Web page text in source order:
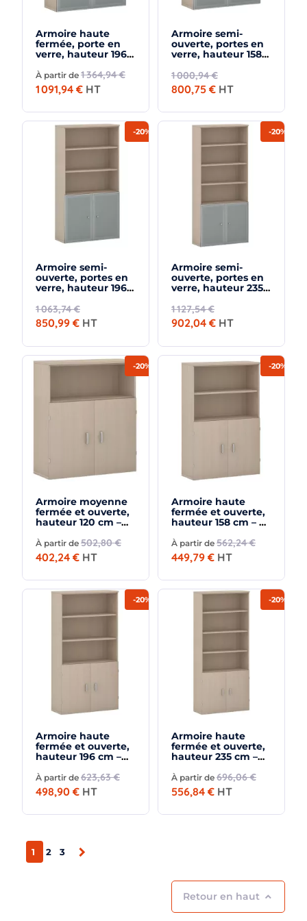
Armoire haute
fermée, porte en
verre, hauteur 196
À partir de 1 364,94 €
1 091,94 € HT
Armoire semi-
ouverte, portes en
verre, hauteur 158
1 000,94 €
800,75 € HT
Armoire semi-
ouverte, portes en
verre, hauteur 196
1 063,74 €
850,99 € HT
-20%
Armoire semi-
ouverte, portes en
verre, hauteur 235
1 127,54 €
902,04 € HT
-20%
Armoire moyenne
fermée et ouverte,
hauteur 120 cm –
À partir de 502,80 €
402,24 € HT
-20%
Armoire haute
fermée et ouverte,
hauteur 158 cm – So
À partir de 562,24 €
449,79 € HT
-20%
Armoire haute
fermée et ouverte,
hauteur 196 cm –
À partir de 623,63 €
498,90 € HT
-20%
Armoire haute
fermée et ouverte,
hauteur 235 cm –
À partir de 696,06 €
556,84 € HT
-20%
1 2 3 
Retour en haut 